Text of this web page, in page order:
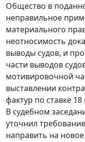
Общество в
неправильное
материального
неотносимость
выводы судов, и
части выводов
мотивировочной
выставлении
фактур по ставке
В судебном
уточнил
направить на